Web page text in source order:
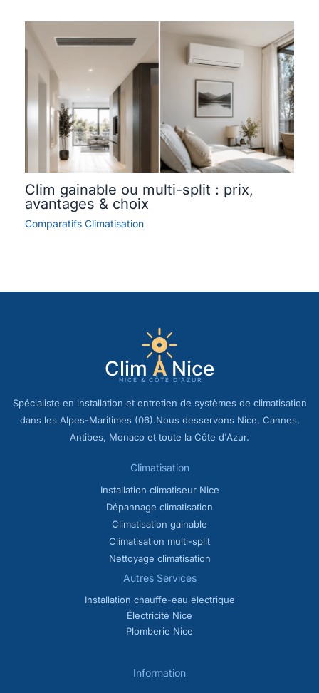
Clim gainable ou multi-split : prix,
avantages & choix
Comparatifs Climatisation
Spécialiste en installation et entretien de systèmes de climatisation
dans les Alpes-Maritimes (06).Nous desservons Nice, Cannes,
Antibes, Monaco et toute la Côte d'Azur.
Climatisation
Installation climatiseur Nice
Dépannage climatisation
Climatisation gainable
Climatisation multi-split
Nettoyage climatisation
Autres Services
Installation chauffe-eau électrique
Électricité Nice
Plomberie Nice
Information